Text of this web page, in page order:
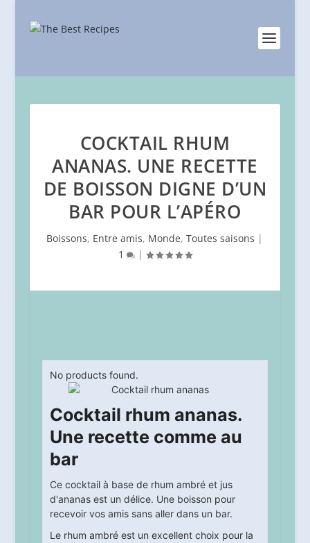
COCKTAIL RHUM
ANANAS. UNE RECETTE
DE BOISSON DIGNE D’UN
BAR POUR L’APÉRO
Boissons, Entre amis, Monde,Toutes saisons |
1
|
No products found.
Cocktail rhum ananas.
Une recette comme au
bar
Ce cocktail à base de rhum ambré et jus
d'ananas est un délice. Une boisson pour
recevoir vos amis sans aller dans un bar.
Le rhum ambré est un excellent choix pour la